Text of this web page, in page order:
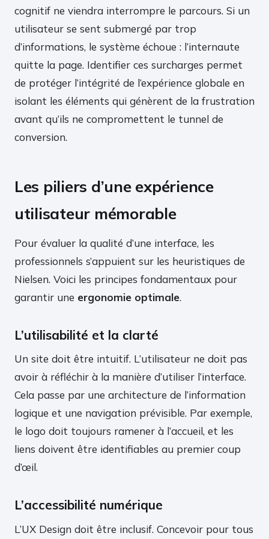
cognitif ne viendra interrompre le parcours. Si un
utilisateur se sent submergé par trop
d’informations, le système échoue : l’internaute
quitte la page. Identifier ces surcharges permet
de protéger l’intégrité de l’expérience globale en
isolant les éléments qui génèrent de la frustration
avant qu’ils ne compromettent le tunnel de
conversion.
Les piliers d’une expérience
utilisateur mémorable
Pour évaluer la qualité d’une interface, les
professionnels s’appuient sur les heuristiques de
Nielsen. Voici les principes fondamentaux pour
garantir une ergonomie optimale.
L’utilisabilité et la clarté
Un site doit être intuitif. L’utilisateur ne doit pas
avoir à réfléchir à la manière d’utiliser l’interface.
Cela passe par une architecture de l’information
logique et une navigation prévisible. Par exemple,
le logo doit toujours ramener à l’accueil, et les
liens doivent être identifiables au premier coup
d’œil.
L’accessibilité numérique
L’UX Design doit être inclusif. Concevoir pour tous